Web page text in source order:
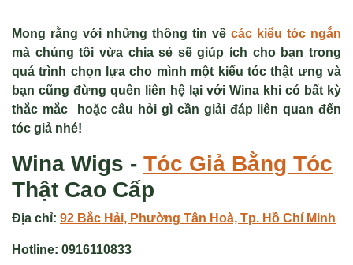
Mong rằng với những thông tin về các kiểu tóc ngắn
mà chúng tôi vừa chia sẻ sẽ giúp ích cho bạn trong
quá trình chọn lựa cho mình một kiểu tóc thật ưng và
bạn cũng đừng quên liên hệ lại với Wina khi có bất kỳ
thắc mắc hoặc câu hỏi gì cần giải đáp liên quan đến
tóc giả nhé!
Wina Wigs - Tóc Giả Bằng Tóc
Thật Cao Cấp
Địa chỉ: 92 Bắc Hải, Phường Tân Hoà, Tp. Hồ Chí Minh
Hotline: 0916110833